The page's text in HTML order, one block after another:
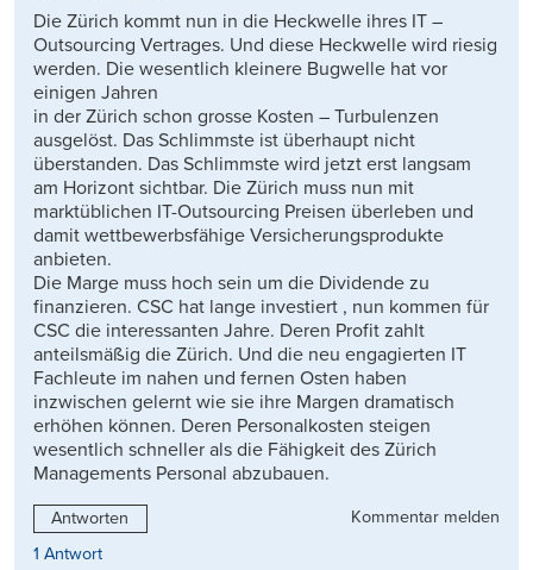
Die Zürich kommt nun in die Heckwelle ihres IT –
Outsourcing Vertrages. Und diese Heckwelle wird riesig
werden. Die wesentlich kleinere Bugwelle hat vor
einigen Jahren
in der Zürich schon grosse Kosten – Turbulenzen
ausgelöst. Das Schlimmste ist überhaupt nicht
überstanden. Das Schlimmste wird jetzt erst langsam
am Horizont sichtbar. Die Zürich muss nun mit
marktüblichen IT-Outsourcing Preisen überleben und
damit wettbewerbsfähige Versicherungsprodukte
anbieten.
Die Marge muss hoch sein um die Dividende zu
finanzieren. CSC hat lange investiert , nun kommen für
CSC die interessanten Jahre. Deren Profit zahlt
anteilsmäßig die Zürich. Und die neu engagierten IT
Fachleute im nahen und fernen Osten haben
inzwischen gelernt wie sie ihre Margen dramatisch
erhöhen können. Deren Personalkosten steigen
wesentlich schneller als die Fähigkeit des Zürich
Managements Personal abzubauen.
Antworten
Kommentar melden
1 Antwort